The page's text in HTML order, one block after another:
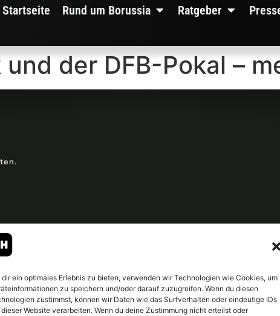
dir ein optimales Erlebnis zu bieten, verwenden wir Technologien wie Cookies, um
zu speichern und/oder darauf zuzugreifen. Wenn du diesen
zustimmst, können wir Daten wie das Surfverhalten oder eindeutige IDs
Website verarbeiten. Wenn du deine Zustimmung nicht erteilst oder
Startseite Rund um Borussia Ratgeber
der DFB-Pokal –